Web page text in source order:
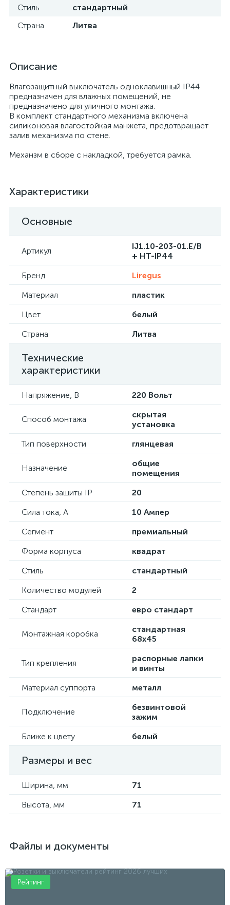
Стиль
стандартный
Страна
Литва
Описание
Влагозащитный выключатель одноклавишный IP44
предназначен для влажных помещений, не
предназначено для уличного монтажа.
В комплект стандартного механизма включена
силиконовая влагостойкая манжета, предотвращает
залив механизма по стене.
Механзм в сборе с накладкой, требуется рамка.
Характеристики
Основные
Артикул
IJ1.10-203-01.E/B
+ HT-IP44
Бренд
Liregus
Материал
пластик
Цвет
белый
Страна
Литва
Технические
характеристики
Напряжение, В 220 Вольт
Способ монтажа
скрытая
установка
Тип поверхности
глянцевая
Назначение
общие
помещения
Степень защиты IP
20
Сила тока, А
10 Ампер
Сегмент
премиальный
Форма корпуса
квадрат
Стиль
стандартный
Количество модулей
2
Стандарт
евро стандарт
Монтажная коробка
стандартная
68х45
Тип крепления
распорные лапки
и винты
Материал суппорта
металл
Подключение
безвинтовой
зажим
Ближе к цвету
белый
Размеры и вес
Ширина, мм
71
Высота, мм
71
Файлы и документы
Рейтинг